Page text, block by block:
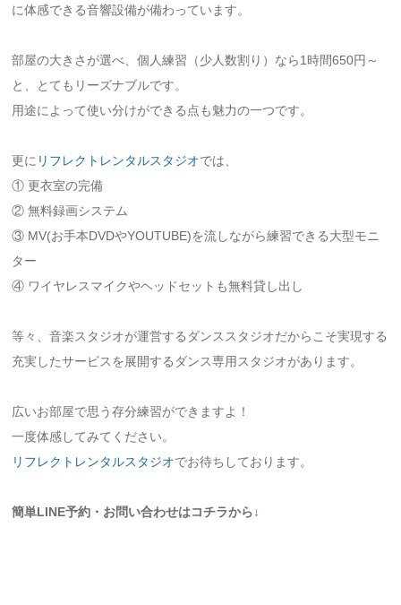
に体感できる音響設備が備わっています。
部屋の大きさが選べ、個人練習（少人数割り）なら1時間650円～
と、とてもリーズナブルです。
用途によって使い分けができる点も魅力の一つです。
更に リフレクトレンタルスタジオでは、
① 更衣室の完備
② 無料録画システム
③ MV(お手本DVDやYOUTUBE)を流しながら練習できる大型モニ
ター
④ ワイヤレスマイクやヘッドセットも無料貸し出し
等々、音楽スタジオが運営するダンススタジオだからこそ実現する
充実したサービスを展開するダンス専用スタジオがあります。
広いお部屋で思う存分練習ができますよ！
一度体感してみてください。
リフレクトレンタルスタジオでお待ちしております。
簡単LINE予約・お問い合わせはコチラから↓